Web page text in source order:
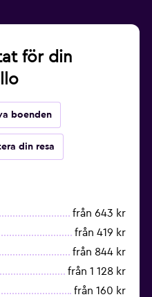
för din
boenden
din resa
från 643 kr
från 419 kr
från 844 kr
från 1 128 kr
från 160 kr